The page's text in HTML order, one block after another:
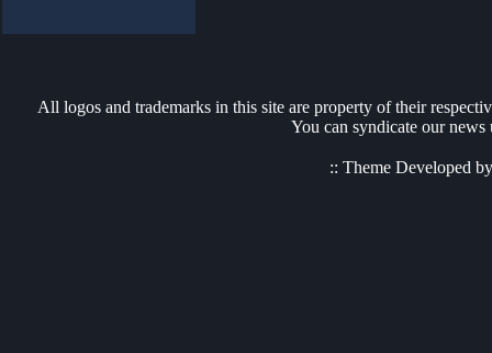
All logos and trademarks in this site are property of their
You can syndicate our
:: Theme Developed